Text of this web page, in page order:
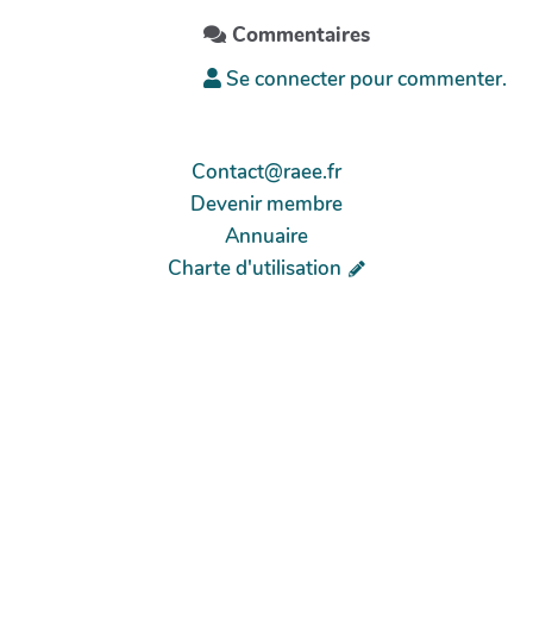
Commentaires
Se connecter pour commenter.
Contact@raee.fr
Devenir membre
Annuaire
Charte d'utilisation